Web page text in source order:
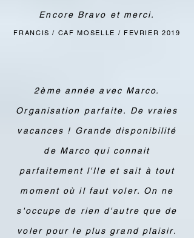
Encore Bravo et merci.
FRANCIS / CAF MOSELLE / FEVRIER 2019
2ème année avec Marco.
Organisation parfaite. De vraies
vacances ! Grande disponibilité
de Marco qui connait
parfaitement l'Ile et sait à tout
moment où il faut voler. On ne
s'occupe de rien d'autre que de
voler pour le plus grand plaisir.